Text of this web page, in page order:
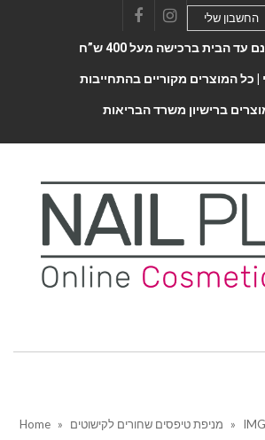
FacebookInstagram
החשבון שלי
עד הבית ברכישה מעל 400 ש”ח
כל המוצרים מקוריים בהתחייבות
ברישיון משרד הבריאות
Home » מניפת טיפסים שחורים לקישוטים »